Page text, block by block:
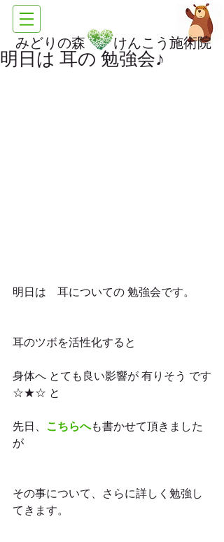
みどりの森 けんこう施術院
明日は 耳の 勉強会♪
明日は　耳についての 勉強会です。
耳のツボを活性化すると
身体へ とても良い影響が 有りそう です
☆★☆ と
先日、 こちらへも書かせて頂きました
が
その事について、さらに詳しく勉強し
てきます。